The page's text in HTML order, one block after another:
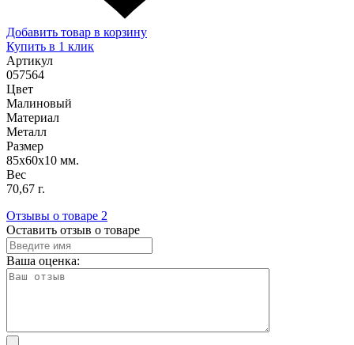
Добавить товар в корзину
Купить в 1 клик
Артикул
057564
Цвет
Малиновый
Материал
Металл
Размер
85х60х10 мм.
Вес
70,67 г.
Отзывы о товаре 2
Оставить отзыв о товаре
Ваша оценка: